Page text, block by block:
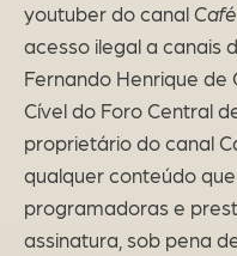
youtuber do canal
acesso ilegal a canais
Fernando Henrique de
Cível do Foro Central
proprietário do canal
qualquer conteúdo
programadoras e
assinatura, sob pena